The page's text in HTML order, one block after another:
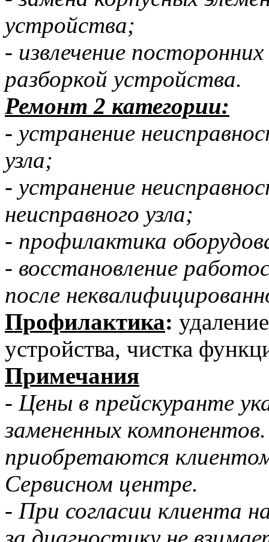
устройства;
- извлечение
разборкой устройства.
Ремонт 2 категории:
- устранение
узла;
- устранение
неисправного узла;
- профилактика
- восстановление
после
Профилактика:
устройства, чистка
Примечания
- Цены в прейскуранте
замененных
приобретаются
Сервисном центре.
- При согласии клиента